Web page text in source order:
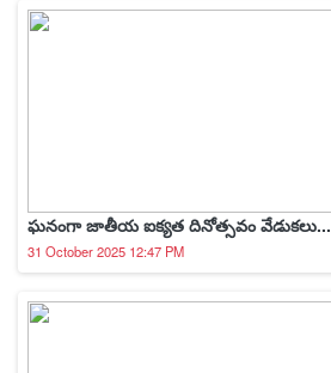
ఘనంగా జాతీయ ఐక్యత దినోత్సవం వేడుకలు...
31 October 2025 12:47 PM